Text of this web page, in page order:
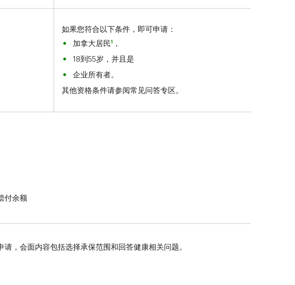
如果您符合以下条件，即可申请：
加拿大居民1 ，
18到55岁，并且是
企业所有者。
其他资格条件请参阅常见问答专区。
付余额
，会面内容包括选择承保范围和回答健康相关问题。